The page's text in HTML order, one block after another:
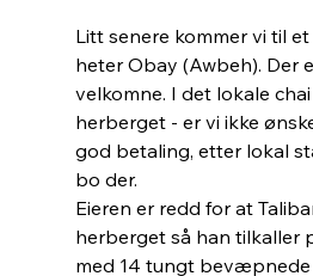
Litt senere kommer vi til
heter Obay (Awbeh). Der
velkomne. I det lokale
herberget - er vi ikke
god betaling, etter lokal
bo der.
Eieren er redd for at
herberget så han tilkaller
med 14 tungt bevæpnede